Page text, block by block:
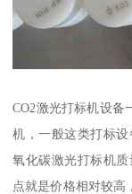
CO2激光打标机设备
机，一般这类打标
氧化碳激光打标机
点就是价格相对较高